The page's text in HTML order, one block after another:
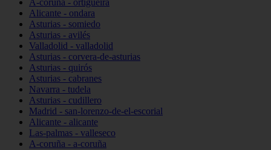
A-coruña - ortigueira
Alicante - ondara
Asturias - somiedo
Asturias - avilés
Valladolid - valladolid
Asturias - corvera-de-asturias
Asturias - quirós
Asturias - cabranes
Navarra - tudela
Asturias - cudillero
Madrid - san-lorenzo-de-el-escorial
Alicante - alicante
Las-palmas - valleseco
A-coruña - a-coruña